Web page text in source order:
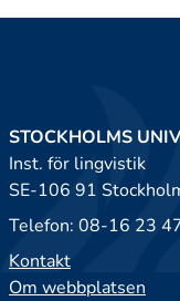
STOCKHOLMS
Inst. för lingvistik
SE-106 91
Telefon: 08-16 23
Kontakt
Om webbplatsen